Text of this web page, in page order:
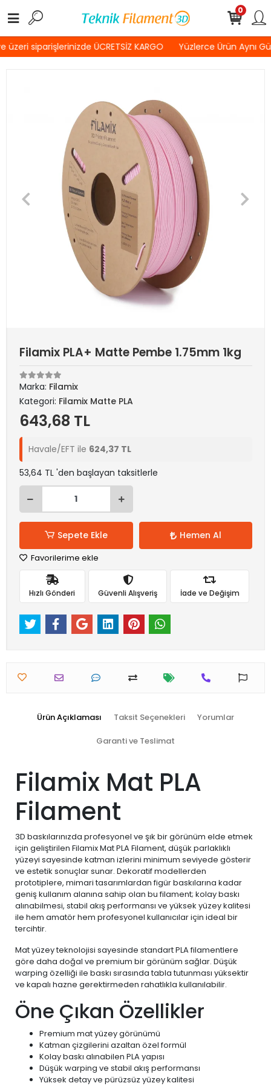
siparişlerinizde ÜCRETSİZ KARGO Yüzlerce Ürün Aynı
0
Filamix PLA+ Matte Pembe 1.75mm 1kg
Marka: Filamix
Kategori: Filamix Matte PLA
643,68 TL
Havale/EFT ile 624,37 TL
53,64 TL 'den başlayan taksitlerle
Sepete Ekle Hemen Al
Favorilerime ekle
Hızlı Gönderi Güvenli Alışveriş İade ve Değişim
Ürün Açıklaması Taksit Seçenekleri Yorumlar
Garanti ve Teslimat
Filamix Mat PLA
Filament
3D baskılarınızda profesyonel ve şık bir görünüm elde etmek
için geliştirilen Filamix Mat PLA Filament, düşük parlaklıklı
yüzeyi sayesinde katman izlerini minimum seviyede gösterir
ve estetik sonuçlar sunar. Dekoratif modellerden
prototiplere, mimari tasarımlardan figür baskılarına kadar
geniş kullanım alanına sahip olan bu filament; kolay baskı
alınabilmesi, stabil akış performansı ve yüksek yüzey kalitesi
ile hem amatör hem profesyonel kullanıcılar için ideal bir
tercihtir.
Mat yüzey teknolojisi sayesinde standart PLA filamentlere
göre daha doğal ve premium bir görünüm sağlar. Düşük
warping özelliği ile baskı sırasında tabla tutunması yüksektir
ve kapalı hazne gerektirmeden rahatlıkla kullanılabilir.
Öne Çıkan Özellikler
Premium mat yüzey görünümü
Katman çizgilerini azaltan özel formül
Kolay baskı alınabilen PLA yapısı
Düşük warping ve stabil akış performansı
Yüksek detay ve pürüzsüz yüzey kalitesi